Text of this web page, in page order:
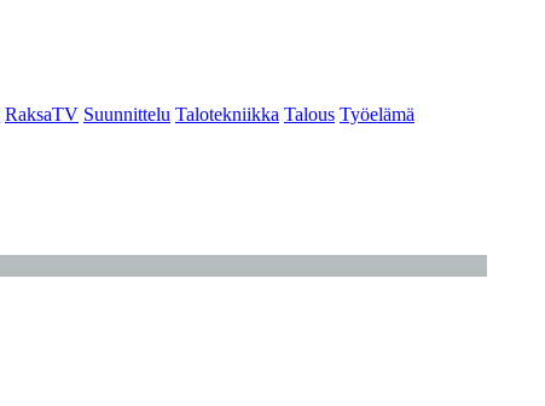
RaksaTV Suunnittelu Talotekniikka Talous Työelämä